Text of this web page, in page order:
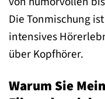
Die Tonmischung
intensives
über Kopfhörer.
Warum Sie